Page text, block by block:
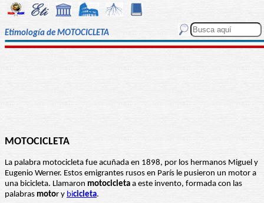
Etimología de MOTOCICLETA
MOTOCICLETA
La palabra motocicleta fue acuñada en 1898, por los hermanos Miguel y
Eugenio Werner. Estos emigrantes rusos en París le pusieron un motor a
una bicicleta. Llamaron motocicleta a este invento, formada con las
palabras motor y bicicleta.